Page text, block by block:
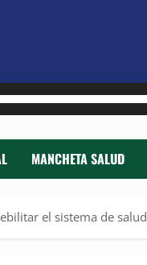
MANCHETA SALUD
el sistema de salud